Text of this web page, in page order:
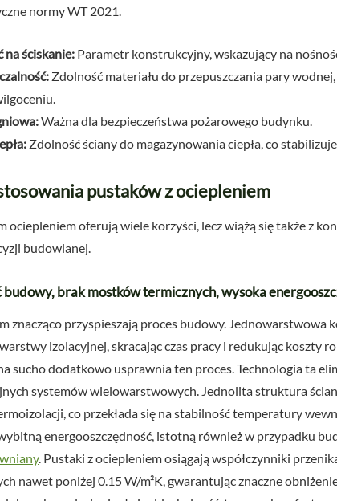
normy WT 2021.
na ściskanie: Parametr konstrukcyjny, wskazujący na
Zdolność materiału do przepuszczania pary
Ważna dla bezpieczeństwa pożarowego budynku.
Zdolność ściany do magazynowania ciepła, co
pustaków z ociepleniem
ociepleniem oferują wiele korzyści, lecz wiążą się także z
budowlanej.
budowy, brak mostków termicznych, wysoka
znacząco przyspieszają proces budowy. Jednowarstwowa
izolacyjnej, skracając czas pracy i redukując koszty
sucho dodatkowo usprawnia ten proces. Technologia ta
systemów wielowarstwowych. Jednolita struktura
co przekłada się na stabilność temperatury
energooszczędność, istotną również w przypadku
. Pustaki z ociepleniem osiągają współczynniki
nawet poniżej 0.15 W/m²K, gwarantując znaczne